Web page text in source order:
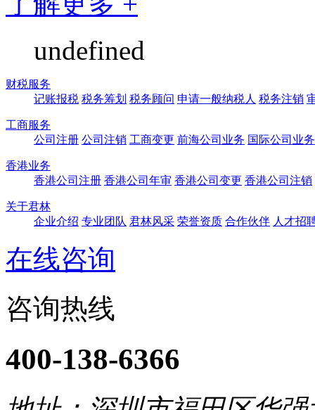
undefined
财税服务
记账报税 税务筹划 税务顾问 申请一般纳税人 税务注销
工商服务
公司注册 公司注销 工商变更 前海公司业务 国际公司业务
香港业务
香港公司注册 香港公司年审 香港公司变更 香港公司注销
关于君林
企业介绍 专业团队 君林风采 荣誉资质 合作伙伴 人才招
在线咨询
咨询热线
400-138-6366